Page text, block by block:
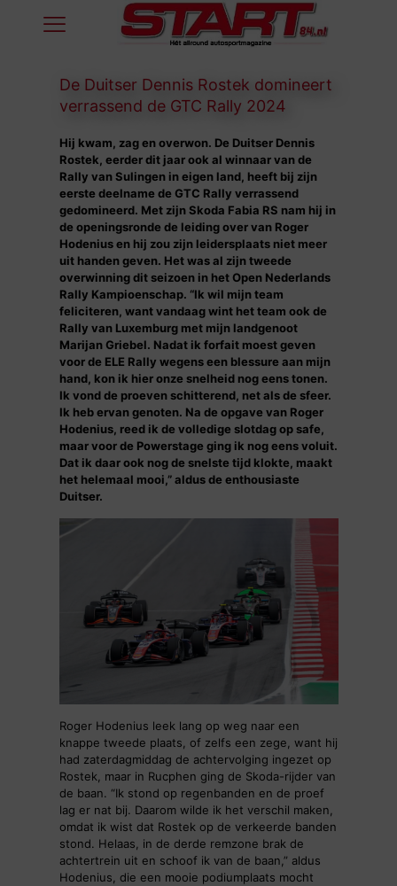
De Duitser Dennis Rostek domineert
verrassend de GTC Rally 2024
Hij kwam, zag en overwon. De Duitser Dennis
Rostek, eerder dit jaar ook al winnaar van de
Rally van Sulingen in eigen land, heeft bij zijn
eerste deelname de GTC Rally verrassend
gedomineerd. Met zijn Skoda Fabia RS nam hij in
de openingsronde de leiding over van Roger
Hodenius en hij zou zijn leidersplaats niet meer
uit handen geven. Het was al zijn tweede
overwinning dit seizoen in het Open Nederlands
Rally Kampioenschap. “Ik wil mijn team
feliciteren, want vandaag wint het team ook de
Rally van Luxemburg met mijn landgenoot
Marijan Griebel. Nadat ik forfait moest geven
voor de ELE Rally wegens een blessure aan mijn
hand, kon ik hier onze snelheid nog eens tonen.
Ik vond de proeven schitterend, net als de sfeer.
Ik heb ervan genoten. Na de opgave van Roger
Hodenius, reed ik de volledige slotdag op safe,
maar voor de Powerstage ging ik nog eens voluit.
Dat ik daar ook nog de snelste tijd klokte, maakt
het helemaal mooi,” aldus de enthousiaste
Duitser.
Roger Hodenius leek lang op weg naar een
knappe tweede plaats, of zelfs een zege, want hij
had zaterdagmiddag de achtervolging ingezet op
Rostek, maar in Rucphen ging de Skoda-rijder van
de baan. “Ik stond op regenbanden en de proef
lag er nat bij. Daarom wilde ik het verschil maken,
omdat ik wist dat Rostek op de verkeerde banden
stond. Helaas, in de derde remzone brak de
achtertrein uit en schoof ik van de baan,” aldus
Hodenius, die een mooie podiumplaats mocht